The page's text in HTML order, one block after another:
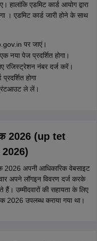
एडमिट कार्ड आयोग द्वारा
। एडमिट कार्ड जारी होने के साथ
पर जाएं।
नया पेज प्रदर्शित होगा।
रजिस्ट्रेशन नंबर दर्ज करें।
होगा
ले लें।
2026 (up tet
2026 अपनी आधिकारिक वेबसाइट
अपने लॉगइन विवरण दर्ज करके
उम्मीदवारों की सहायता के लिए
2026 उपलब्ध कराया गया था।